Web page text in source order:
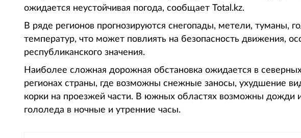
ожидается неустойчивая погода, сообщает Total.kz.
В ряде регионов прогнозируются снегопады, метели, туманы,
температур, что может повлиять на безопасность движения,
республиканского значения.
Наиболее сложная дорожная обстановка ожидается в
регионах страны, где возможны снежные заносы, ухудшение
корки на проезжей части. В южных областях возможны дожди
гололеда в ночные и утренние часы.